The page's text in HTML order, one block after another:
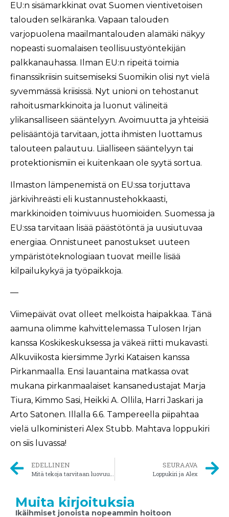
EU:n sisämarkkinat ovat Suomen vientivetoisen
talouden selkäranka. Vapaan talouden
varjopuolena maailmantalouden alamäki näkyy
nopeasti suomalaisen teollisuustyöntekijän
palkkanauhassa. Ilman EU:n ripeitä toimia
finanssikriisin suitsemiseksi Suomikin olisi nyt vielä
syvemmässä kriisissä. Nyt unioni on tehostanut
rahoitusmarkkinoita ja luonut välineitä
ylikansalliseen sääntelyyn. Avoimuutta ja yhteisiä
pelisääntöjä tarvitaan, jotta ihmisten luottamus
talouteen palautuu. Liialliseen sääntelyyn tai
protektionismiin ei kuitenkaan ole syytä sortua.
Ilmaston lämpenemistä on EU:ssa torjuttava
järkivihreästi eli kustannustehokkaasti,
markkinoiden toimivuus huomioiden. Suomessa ja
EU:ssa tarvitaan lisää päästötöntä ja uusiutuvaa
energiaa. Onnistuneet panostukset uuteen
ympäristöteknologiaan tuovat meille lisää
kilpailukykyä ja työpaikkoja.
—
Viimepäivät ovat olleet melkoista haipakkaa. Tänä
aamuna olimme kahvittelemassa Tulosen Irjan
kanssa Koskikeskuksessa ja väkeä riitti mukavasti.
Alkuviikosta kiersimme Jyrki Kataisen kanssa
Pirkanmaalla. Ensi lauantaina matkassa ovat
mukana pirkanmaalaiset kansanedustajat Marja
Tiura, Kimmo Sasi, Heikki A. Ollila, Harri Jaskari ja
Arto Satonen. Illalla 6.6. Tampereella piipahtaa
vielä ulkoministeri Alex Stubb. Mahtava loppukiri
on siis luvassa!
EDELLINEN SEURAAVA
Loppukiri ja Alex
Muita kirjoituksia
Ikäihmiset jonoista nopeammin hoitoon